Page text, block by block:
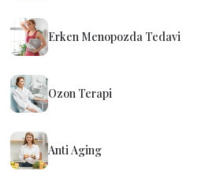
Erken Menopozda Tedavi
Ozon Terapi
Anti Aging